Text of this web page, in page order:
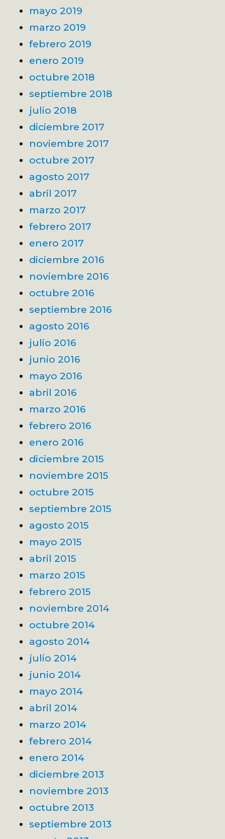
mayo 2019
marzo 2019
febrero 2019
enero 2019
octubre 2018
septiembre 2018
julio 2018
diciembre 2017
noviembre 2017
octubre 2017
agosto 2017
abril 2017
marzo 2017
febrero 2017
enero 2017
diciembre 2016
noviembre 2016
octubre 2016
septiembre 2016
agosto 2016
julio 2016
junio 2016
mayo 2016
abril 2016
marzo 2016
febrero 2016
enero 2016
diciembre 2015
noviembre 2015
octubre 2015
septiembre 2015
agosto 2015
mayo 2015
abril 2015
marzo 2015
febrero 2015
noviembre 2014
octubre 2014
agosto 2014
julio 2014
junio 2014
mayo 2014
abril 2014
marzo 2014
febrero 2014
enero 2014
diciembre 2013
noviembre 2013
octubre 2013
septiembre 2013